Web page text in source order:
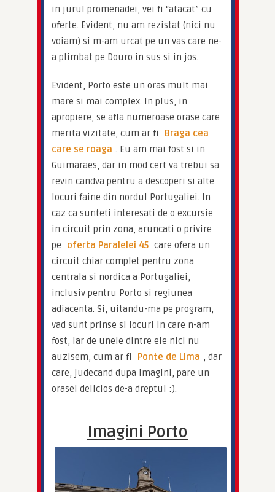
in jurul promenadei, vei fi “atacat” cu
oferte. Evident, nu am rezistat (nici nu
voiam) si m-am urcat pe un vas care ne-
a plimbat pe Douro in sus si in jos.
Evident, Porto este un oras mult mai
mare si mai complex. In plus, in
apropiere, se afla numeroase orase care
merita vizitate, cum ar fi
Braga cea
care se roaga . Eu am mai fost si in
Guimaraes, dar in mod cert va trebui sa
revin candva pentru a descoperi si alte
locuri faine din nordul Portugaliei. In
caz ca sunteti interesati de o excursie
in circuit prin zona, aruncati o privire
pe
oferta Paralelei 45 care ofera un
circuit chiar complet pentru zona
centrala si nordica a Portugaliei,
inclusiv pentru Porto si regiunea
adiacenta. Si, uitandu-ma pe program,
vad sunt prinse si locuri in care n-am
fost, iar de unele dintre ele nici nu
auzisem, cum ar fi
Ponte de Lima , dar
care, judecand dupa imagini, pare un
orasel delicios de-a dreptul :).
Imagini Porto